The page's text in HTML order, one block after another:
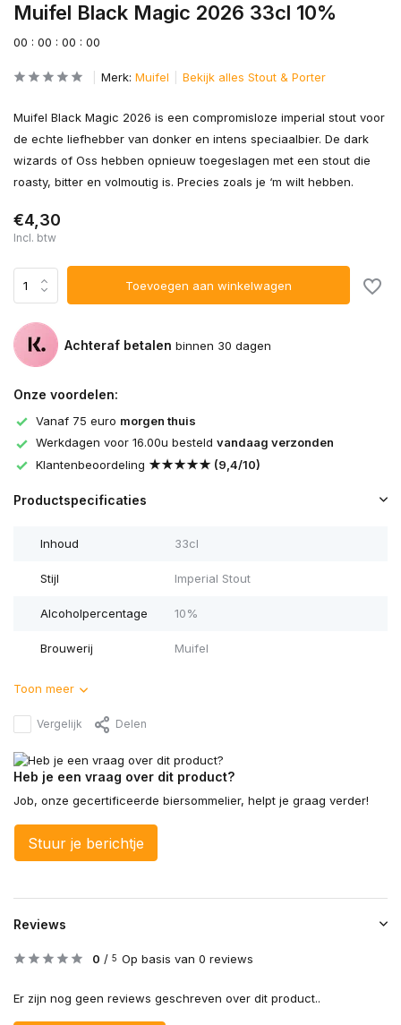
Muifel Black Magic 2026 33cl 10%
00 : 00 : 00 : 00
Merk: Muifel Bekijk alles Stout & Porter
Muifel Black Magic 2026 is een compromisloze imperial stout voor
de echte liefhebber van donker en intens speciaalbier. De dark
wizards of Oss hebben opnieuw toegeslagen met een stout die
roasty, bitter en volmoutig is. Precies zoals je ‘m wilt hebben.
€4,30
Incl. btw
Toevoegen aan winkelwagen
Achteraf betalen binnen 30 dagen
Onze voordelen:
Vanaf 75 euro morgen thuis
Werkdagen voor 16.00u besteld vandaag verzonden
Klantenbeoordeling ★★★★★ (9,4/10)
Productspecificaties
Inhoud 33cl
Stijl Imperial Stout
Alcoholpercentage 10%
Brouwerij Muifel
Toon meer
Vergelijk Delen
Heb je een vraag over dit product?
Job, onze gecertificeerde biersommelier, helpt je graag verder!
Stuur je berichtje
Reviews
0 / 5 Op basis van 0 reviews
Er zijn nog geen reviews geschreven over dit product..